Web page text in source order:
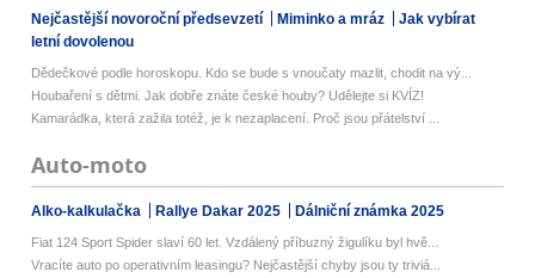
Nejčastější novoroční předsevzetí Miminko a mráz
Jak vybírat
letní dovolenou
Dědečkové podle horoskopu. Kdo se bude s vnoučaty mazlit, chodit na vý...
Houbaření s dětmi. Jak dobře znáte české houby? Udělejte si KVÍZ!
Kamarádka, která zažila totéž, je k nezaplacení. Proč jsou přátelství ...
Auto-moto
Alko-kalkulačka Rallye Dakar 2025 Dálniční známka 2025
Fiat 124 Sport Spider slaví 60 let. Vzdálený příbuzný žigulíku byl hvě...
Vracíte auto po operativním leasingu? Nejčastější chyby jsou ty triviá...